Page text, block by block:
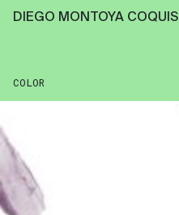
DIEGO MONTOYA COQUIS
COLOR